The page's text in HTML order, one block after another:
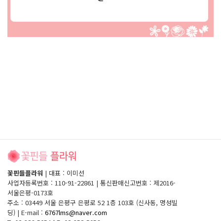
꽃핀들플라워 | 대표 : 이미선
사업자등록번호 : 110-91-22861 | 통신판매신고번호 : 제2016-
서울은평-0173호
주소 : 03449 서울 은평구 은평로 52 1층 103호 (신사동, 명성빌
딩) | E-mail : 6767lms@naver.com